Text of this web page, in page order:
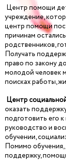
Центр помощи
учреждение,
центр помощи
причинам
родственников,
Получать
право по закону
молодой человек
поисках работы,
Центр
оказать
подготовить его
руководство и
обучении,
Помимо обучения,
поддержку,